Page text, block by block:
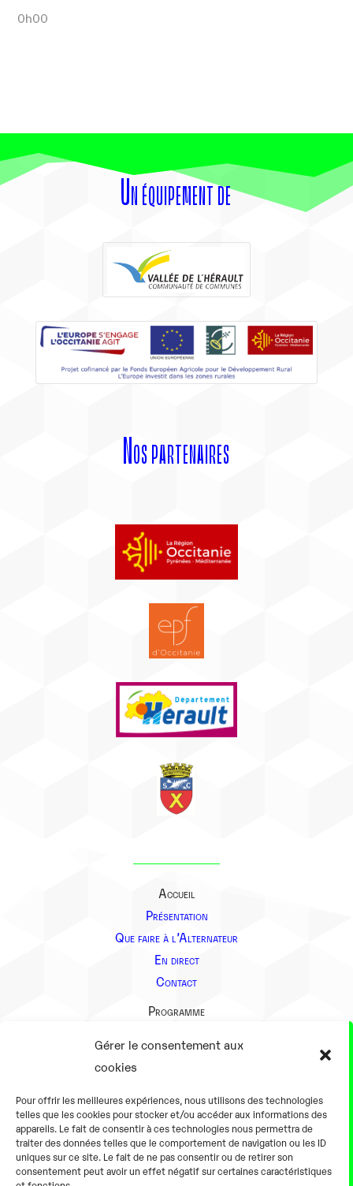
Gérer le consentement aux
cookies
Pour offrir les meilleures expériences, nous utilisons des technologies
telles que les cookies pour stocker et/ou accéder aux informations des
appareils. Le fait de consentir à ces technologies nous permettra de
traiter des données telles que le comportement de navigation ou les ID
uniques sur ce site. Le fait de ne pas consentir ou de retirer son
consentement peut avoir un effet négatif sur certaines caractéristiques
0h00
Un équipement de
Nos partenaires
Accueil
Présentation
Que faire à l’Alternateur
En direct
Contact
Programme
Présentation
En pratique
Tarifs et horaires
Salles
Équipements numériques